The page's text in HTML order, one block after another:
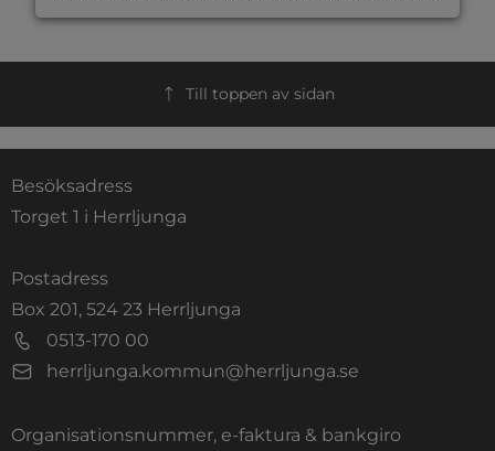
Till toppen av sidan
Besöksadress
Torget 1 i Herrljunga
Postadress
Box 201, 524 23 Herrljunga
0513-170 00
herrljunga.kommun@herrljunga.se
Organisationsnummer, e-faktura & bankgiro